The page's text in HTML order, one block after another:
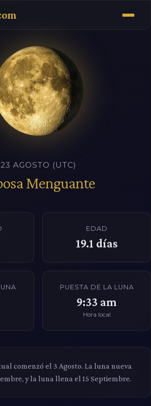
23 AGOSTO (UTC)
Menguante
EDAD
19.1 días
PUESTA DE LA LUNA
9:33 am
Hora local
comenzó el 3 Agosto. La luna nueva
y la luna llena el 15 Septiembre.